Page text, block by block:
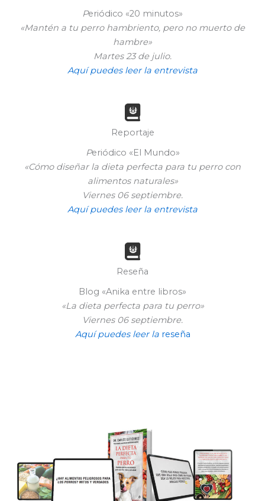
Periódico «20 minutos»
«Mantén a tu perro hambriento, pero no muerto de
hambre»
Martes 23 de julio.
Aquí puedes leer la entrevista
Reportaje
Periódico «El Mundo»
«Cómo diseñar la dieta perfecta para tu perro con
alimentos naturales»
Viernes 06 septiembre.
Aquí puedes leer la entrevista
Reseña
Blog «Anika entre libros»
«La dieta perfecta para tu perro»
Viernes 06 septiembre.
Aquí puedes leer la reseña